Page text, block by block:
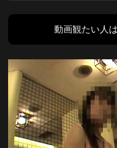
動画観たい人